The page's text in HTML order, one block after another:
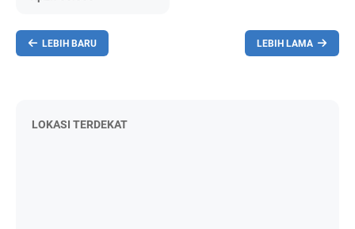
LEBIH BARU LEBIH LAMA
LOKASI TERDEKAT